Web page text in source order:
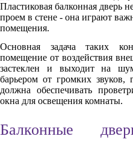
Пластиковая балконная дверь
проем в стене - она играют
помещения.
Основная задача таких
помещение от воздействия
застеклен и выходит на
барьером от громких
должна обеспечивать
окна для освещения комнаты.
Балконные